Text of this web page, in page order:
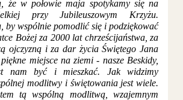
że w połowie maja spotykamy się na
przy Jubileuszowym Krzyżu.
by wspólnie pomodlić się i podziękować
Bożej za 2000 lat chrześcijaństwa, za
ojczyzną i za dar życia Świętego Jana
miejsce na ziemi - nasze Beskidy,
nam być i mieszkać. Jak widzimy
modlitwy i świętowania jest wiele.
tą wspólną modlitwą, wzajemnym